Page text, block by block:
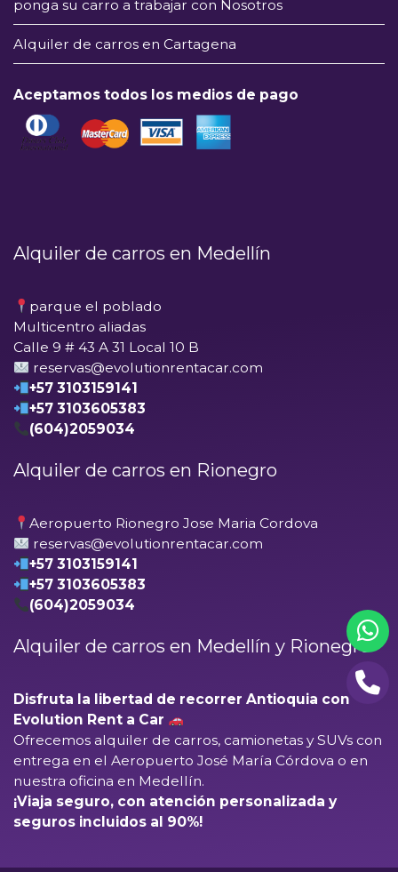
ponga su carro a trabajar con Nosotros
Alquiler de carros en Cartagena
Aceptamos todos los medios de pago
Alquiler de carros en Medellín
parque el poblado
Multicentro aliadas
Calle 9 # 43 A 31 Local 10 B
reservas@evolutionrentacar.com
+57 3103159141
+57 3103605383
(604)2059034
Alquiler de carros en Rionegro
Aeropuerto Rionegro Jose Maria Cordova
reservas@evolutionrentacar.com
+57 3103159141
+57 3103605383
(604)2059034
Alquiler de carros en Medellín y Rionegro
Disfruta la libertad de recorrer Antioquia con
Evolution Rent a Car
Ofrecemos alquiler de carros, camionetas y SUVs con
entrega en el Aeropuerto José María Córdova o en
nuestra oficina en Medellín.
¡Viaja seguro, con atención personalizada y
seguros incluidos al 90%!